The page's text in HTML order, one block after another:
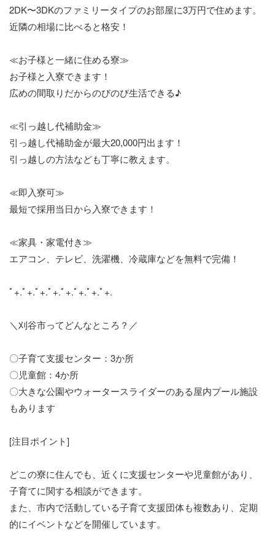
2DK〜3DKのファミリータイプのお部屋に3万円で住めます。
近隣の相場に比べると格安！
≪お子様と一緒に住める寮≫
お子様と入寮できます！
広めの間取りだからのびのび生活できる♪
≪引っ越し代補助金≫
引っ越し代補助金が最大20,000円出ます！
引っ越しの方法なども丁寧に教えます。
≪即入寮可≫
最短で採用当日から入寮できます！
≪家具・家電付き≫
エアコン、テレビ、洗濯機、冷蔵庫などを無料で完備！
ﾟ+.ﾟ+.ﾟ+.ﾟ+.ﾟ+.ﾟ+.ﾟ+.ﾟ+.
＼刈谷市ってどんなところ？／
〇子育て支援センター：3か所
〇児童館：4か所
〇大きな公園やウォータースライダーのある屋内プール施設
もあります
[注目ポイント]
どこの寮に住んでも、近くに支援センターや児童館があり、
子育てに関する相談ができます。
また、市内で活動している子育て支援団体も複数あり、定期
的にイベントなどを開催しています。